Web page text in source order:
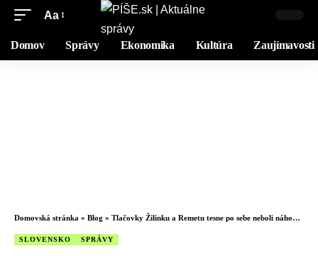
Aa
Domov Správy Ekonomika Kultúra Zaujímavosti
Domovská stránka » Blog » Tlačovky Žilinku a Remetu tesne po sebe neboli náhodou, Fico za nimi vidí podporu opozície
SLOVENSKO SPRÁVY